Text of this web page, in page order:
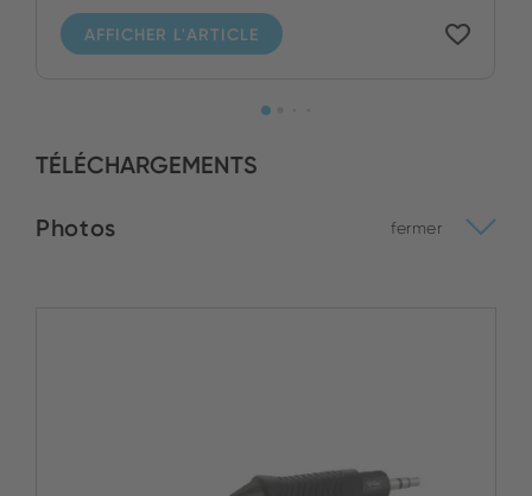
AFFICHER L'ARTICLE
TÉLÉCHARGEMENTS
Photos fermer